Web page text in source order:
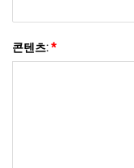
콘텐츠:*